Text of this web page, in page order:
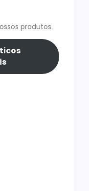
produtos.